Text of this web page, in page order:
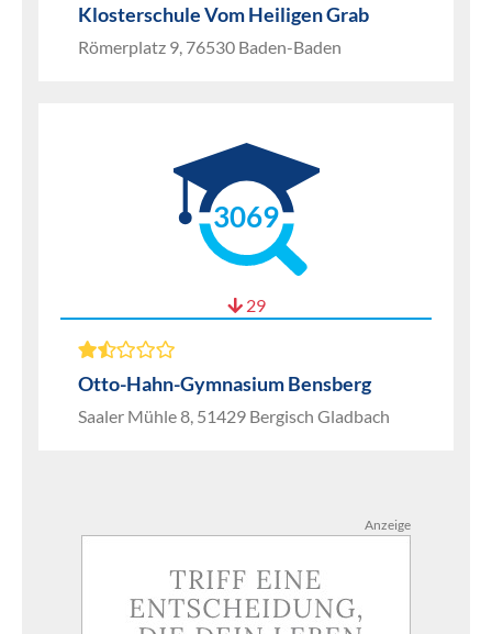
Klosterschule Vom Heiligen Grab
Römerplatz 9, 76530 Baden-Baden
3069
29
Otto-Hahn-Gymnasium Bensberg
Saaler Mühle 8, 51429 Bergisch Gladbach
Anzeige